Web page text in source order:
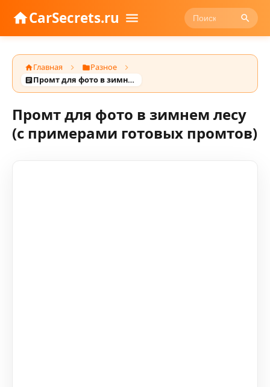
CarSecrets.ru
Главная
Разное
Промт для фото в зимнем лесу (с примерами готовых промтов)
Промт для фото в зимнем лесу
(с примерами готовых промтов)